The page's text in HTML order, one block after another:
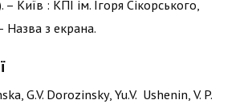
Київ : КПІ ім. Ігоря Сікорського,
Назва з екрана.
G.V. Dorozinsky, Yu.V. Ushenin, V. P.